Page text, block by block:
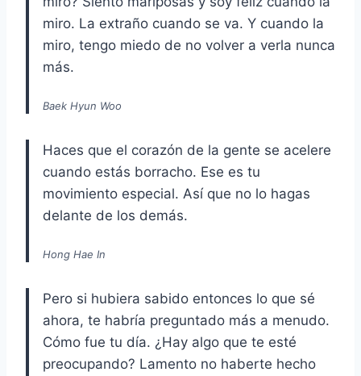
miro. La extraño cuando se va. Y cuando la
miro, tengo miedo de no volver a verla nunca
más.
Baek Hyun Woo
Haces que el corazón de la gente se acelere
cuando estás borracho. Ese es tu
movimiento especial. Así que no lo hagas
delante de los demás.
Hong Hae In
Pero si hubiera sabido entonces lo que sé
ahora, te habría preguntado más a menudo.
Cómo fue tu día. ¿Hay algo que te esté
preocupando? Lamento no haberte hecho